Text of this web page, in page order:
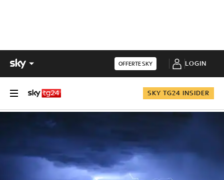
OFFERTE SKY LOGIN
SKY TG24 INSIDER